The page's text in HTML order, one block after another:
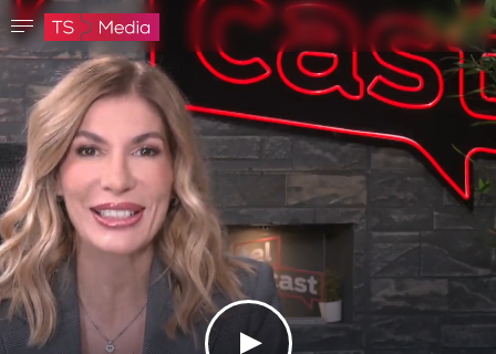
Potvrdi lozinku
Lozinka mora imati najmanje 8 znakova, jedno veliko slovo i jedan broj.
Sačuvaj lozinku
Idi na početnu stranicu
Prijavite se
klikni za zvuk